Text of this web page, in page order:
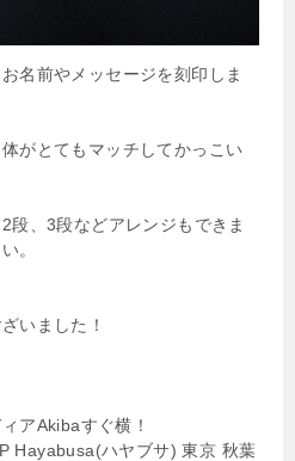
名前やメッセージを刻印しま
がとてもマッチしてかっこい
段、3段などアレンジもできま
。
いました！
アAkibaすぐ横！
Hayabusa(ハヤブサ) 東京 秋葉